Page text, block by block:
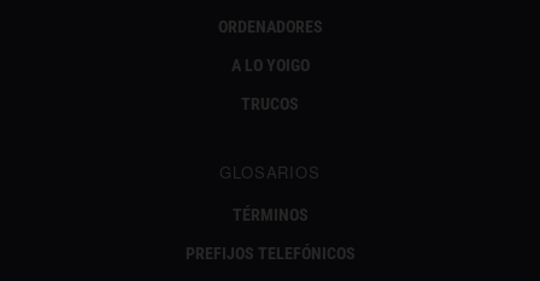
ORDENADORES
A LO YOIGO
TRUCOS
GLOSARIOS
TÉRMINOS
PREFIJOS TELEFÓNICOS